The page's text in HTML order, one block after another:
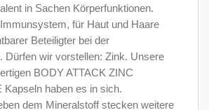
in Sachen Körperfunktionen.
für Haut und Haare
Beteiligter bei der
Dürfen wir vorstellen: Zink. Unsere
BODY ATTACK ZINC
Kapseln haben es in sich.
dem Mineralstoff stecken weitere